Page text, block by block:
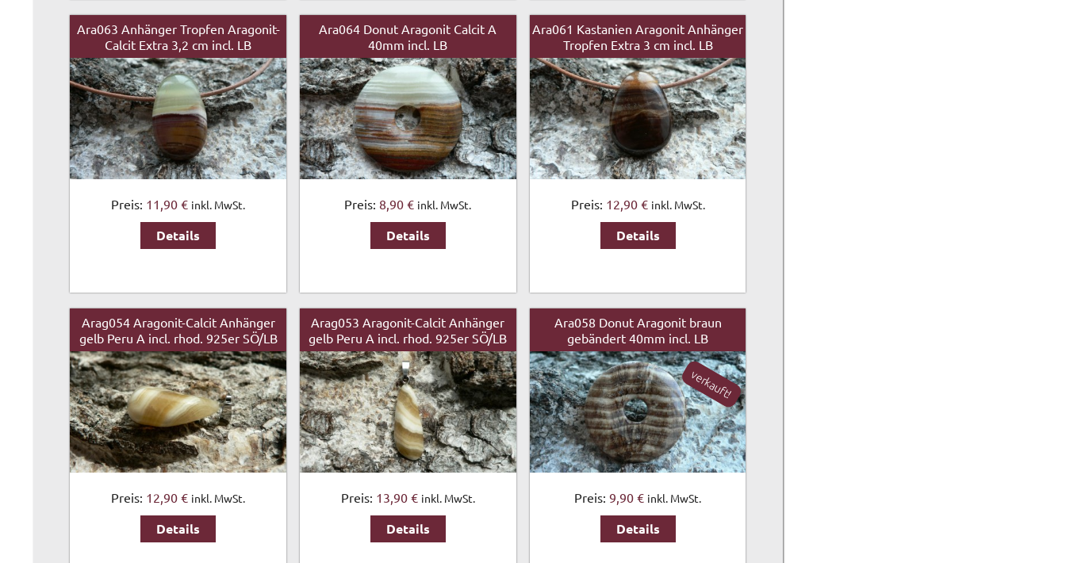
Ara063 Anhänger Tropfen Aragonit-
Calcit Extra 3,2 cm incl. LB
Preis: 11,90 € inkl. MwSt.
Details
Ara064 Donut Aragonit Calcit A
40mm incl. LB
Preis: 8,90 € inkl. MwSt.
Details
Ara061 Kastanien Aragonit Anhänger
Tropfen Extra 3 cm incl. LB
Preis: 12,90 € inkl. MwSt.
Details
Arag054 Aragonit-Calcit Anhänger
gelb Peru A incl. rhod. 925er SÖ/LB
Preis: 12,90 € inkl. MwSt.
Details
Arag053 Aragonit-Calcit Anhänger
gelb Peru A incl. rhod. 925er SÖ/LB
Preis: 13,90 € inkl. MwSt.
Details
Ara058 Donut Aragonit braun
gebändert 40mm incl. LB
Preis:9,90 € inkl. MwSt.
Details
verkauft!